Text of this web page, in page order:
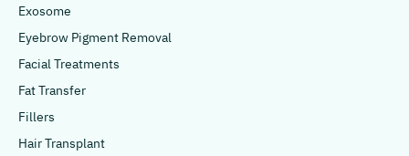
Exosome
Eyebrow Pigment Removal
Facial Treatments
Fat Transfer
Fillers
Hair Transplant